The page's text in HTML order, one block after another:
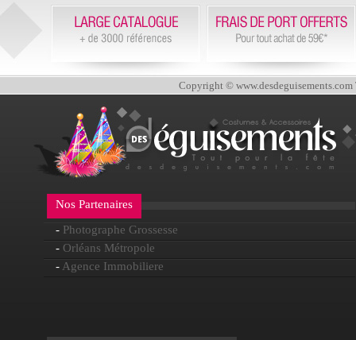
Copyright © www.desdeguisements.com
Nos Partenaires
- Photographe Grossesse
- Orléans Métropole
- Agence Immobiliere